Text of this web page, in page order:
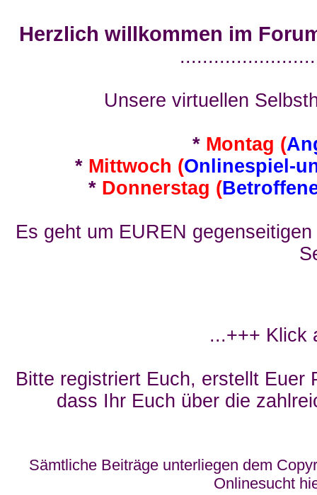
Herzlich willkommen im
Unsere virtuellen
* Montag (
* Mittwoch (Onlinespiel-
* Donnerstag (
Es geht um EUREN
...+++ Klick
Bitte registriert Euch, erstellt Euer
dass Ihr Euch über die
Sämtliche Beiträge unterliegen dem
Onlinesucht